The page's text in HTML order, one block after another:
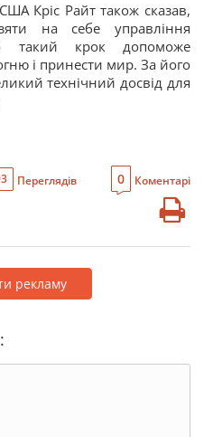
Кріс Райт також сказав,
на себе управління
такий крок допоможе
і принести мир. За його
технічний досвід для
Переглядів 0 Коментарі
рекламу